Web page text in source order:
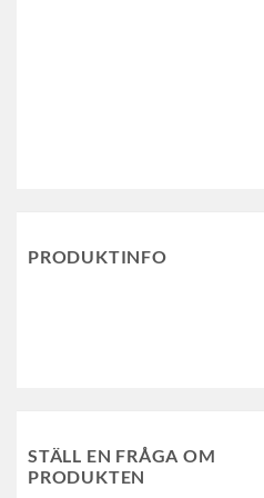
PRODUKTINFO
STÄLL EN FRÅGA OM
PRODUKTEN